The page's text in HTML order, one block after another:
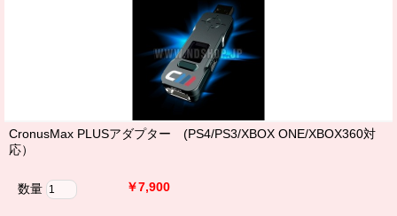
CronusMax PLUSアダプター (PS4/PS3/XBOX ONE/XBOX360対
応）
数量 ￥7,900